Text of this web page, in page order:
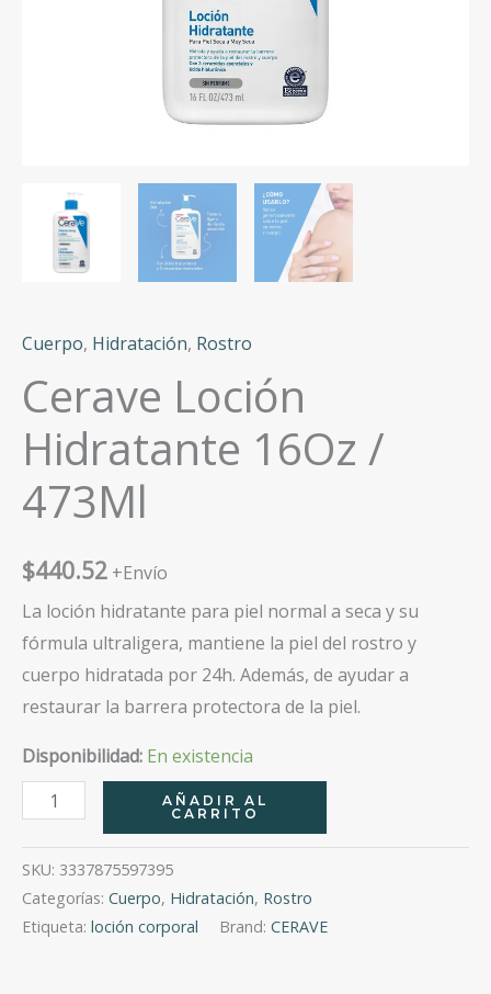
Cuerpo, Hidratación, Rostro
Cerave Loción
Hidratante 16Oz /
473Ml
$440.52 +Envío
La loción hidratante para piel normal a seca y su
fórmula ultraligera, mantiene la piel del rostro y
cuerpo hidratada por 24h. Además, de ayudar a
restaurar la barrera protectora de la piel.
Disponibilidad: En existencia
Cerave
Loción
Hidratante
16Oz
/
AÑADIR AL
CARRITO
SKU: 3337875597395
Categorías: Cuerpo, Hidratación, Rostro
Etiqueta: loción corporal Brand: CERAVE